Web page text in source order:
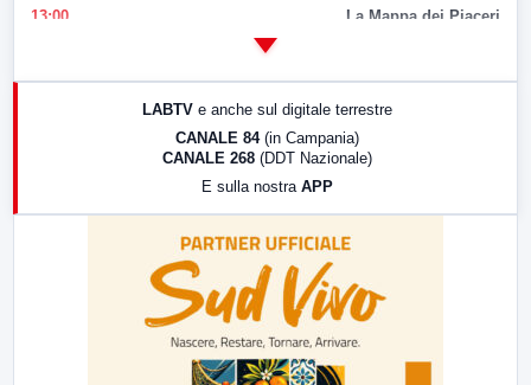
13:00 La Mappa dei Piaceri
17:00 LabNews (replica)
LABTV e anche sul digitale terrestre
CANALE 84 (in Campania)
CANALE 268 (DDT Nazionale)
E sulla nostra APP